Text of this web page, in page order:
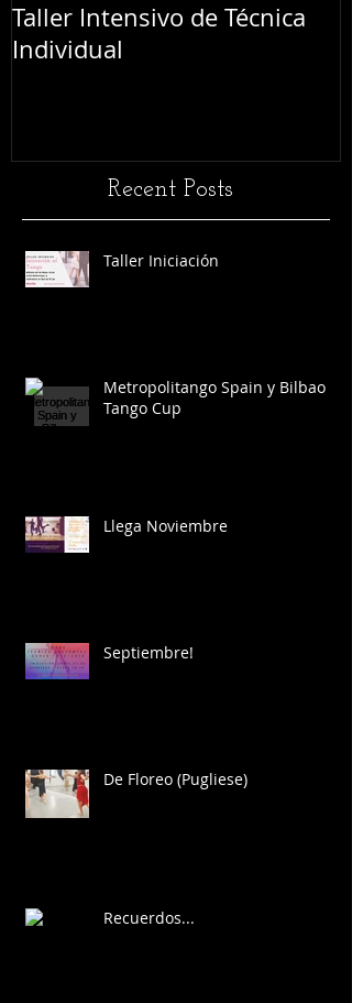
Taller Intensivo de Técnica
Individual
Recent Posts
Taller Iniciación
Metropolitango Spain y Bilbao
Tango Cup
Llega Noviembre
Septiembre!
De Floreo (Pugliese)
Recuerdos...